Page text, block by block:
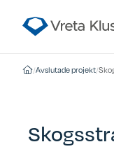
/Avslutade projekt/